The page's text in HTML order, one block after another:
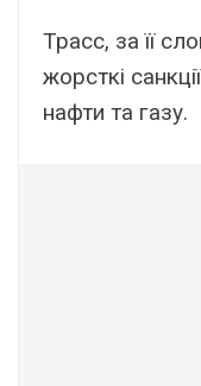
Трасс, за її
жорсткі
нафти та газу.